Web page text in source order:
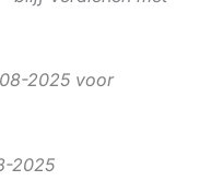
2025 voor
2025